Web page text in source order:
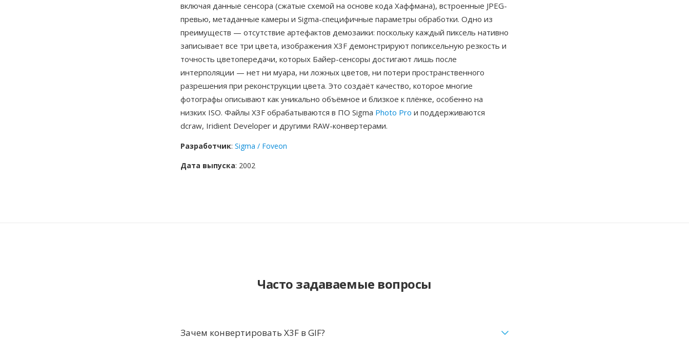
включая данные сенсора (сжатые схемой на основе кода Хаффмана), встроенные JPEG-
превью, метаданные камеры и Sigma-специфичные параметры обработки. Одно из
преимуществ — отсутствие артефактов демозаики: поскольку каждый пиксель нативно
записывает все три цвета, изображения X3F демонстрируют попиксельную резкость и
точность цветопередачи, которых Байер-сенсоры достигают лишь после
интерполяции — нет ни муара, ни ложных цветов, ни потери пространственного
разрешения при реконструкции цвета. Это создаёт качество, которое многие
фотографы описывают как уникально объёмное и близкое к плёнке, особенно на
низких ISO. Файлы X3F обрабатываются в ПО Sigma Photo Pro и поддерживаются
dcraw, Iridient Developer и другими RAW-конвертерами.
Разработчик: Sigma / Foveon
Дата выпуска: 2002
Часто задаваемые вопросы
Зачем конвертировать X3F в GIF?